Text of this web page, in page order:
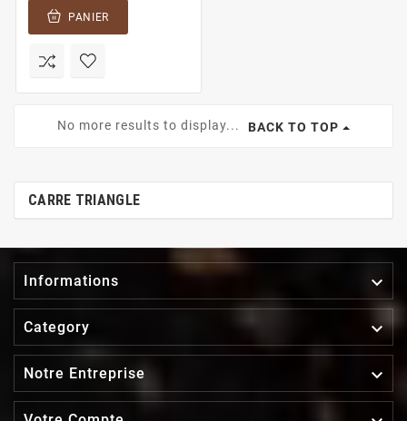
PANIER
No more results to display... BACK TO TOP
CARRE TRIANGLE
Informations 
Category 
Notre Entreprise 